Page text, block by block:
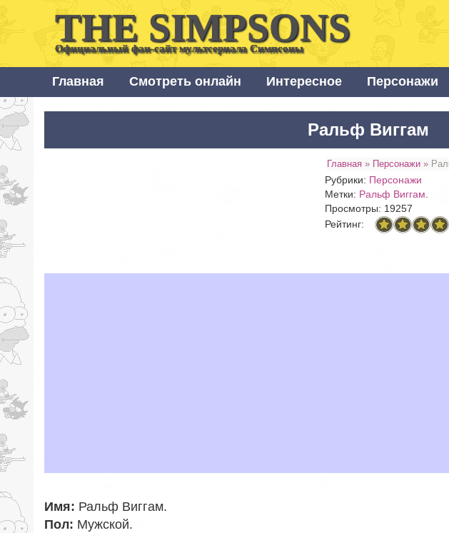
THE SIMPSONS
Официальный фан-сайт мультсериала Симпсоны
Главная Смотреть онлайн Интересное Персонажи
Ральф Виггам
Главная » Персонажи »
Рубрики: Персонажи
Метки: Ральф Виггам
Просмотры: 19257
Рейтинг:
Имя: Ральф Виггам.
Пол: Мужской.